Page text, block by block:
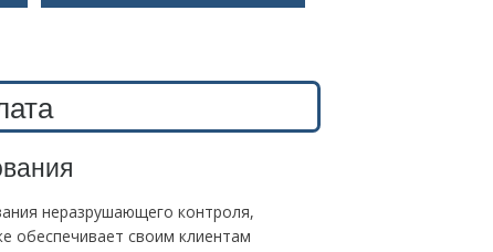
неразрушающего контроля,
обеспечивает своим клиентам